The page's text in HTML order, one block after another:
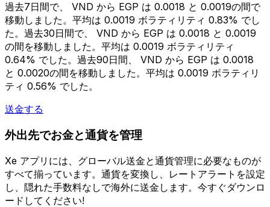
過去7日間で、 VND から EGP は 0.0018 と 0.0019の間で
移動しました。平均は 0.0019 ボラティリティ 0.83% でし
た。過去30日間で、 VND から EGP は 0.0018 と 0.0019
の間を移動しました。平均は 0.0019 ボラティリティ
0.64% でした。過去90日間、 VND から EGP は 0.0018
と 0.0020の間を移動しました。平均は 0.0019 ボラティリ
ティ 0.56% でした。
送金する
外出先でお金と通貨を管理
Xe アプリには、グローバル送金と通貨管理に必要なものが
すべて揃っています。通貨を変換し、レートアラートを設定
し、隠れた手数料なしで海外に送金します。今すぐダウンロ
ードしてください!